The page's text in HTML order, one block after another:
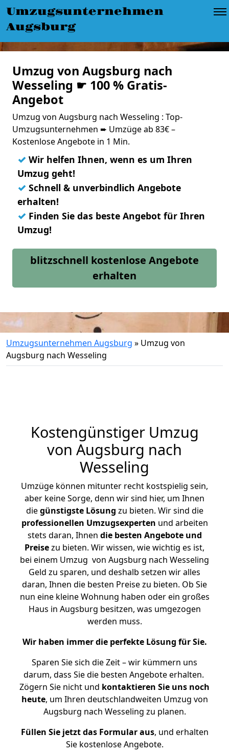
Umzugsunternehmen
Augsburg
Umzug von Augsburg nach
Wesseling ☛ 100 % Gratis-
Angebot
Umzug von Augsburg nach Wesseling : Top-
Umzugsunternehmen ➨ Umzüge ab 83€ –
Kostenlose Angebote in 1 Min.
✓ Wir helfen Ihnen, wenn es um Ihren
Umzug geht!
✓ Schnell & unverbindlich Angebote
erhalten!
✓ Finden Sie das beste Angebot für Ihren
Umzug!
blitzschnell kostenlose Angebote
erhalten
Umzugsunternehmen Augsburg » Umzug von
Augsburg nach Wesseling
Kostengünstiger Umzug
von Augsburg nach
Wesseling
Umzüge können mitunter recht kostspielig sein,
aber keine Sorge, denn wir sind hier, um Ihnen
diegünstigste Lösung zu bieten. Wir sind die
professionellen Umzugsexperten und arbeiten
stets daran, Ihnen die besten Angebote und
Preisezu bieten. Wir wissen, wie wichtig es ist,
bei einem Umzug von Augsburg nach Wesseling
Geld zu sparen, und deshalb setzen wir alles
daran, Ihnen die besten Preise zu bieten. Ob Sie
nun eine kleine Wohnung haben oder ein großes
Haus in Augsburg besitzen, was umgezogen
werden muss.
Wir haben immer die perfekte Lösung für Sie.
Sparen Sie sich die Zeit – wir kümmern uns
darum, dass Sie die besten Angebote erhalten.
Zögern Sie nicht und kontaktieren Sie uns noch
heute, um Ihren deutschlandweiten Umzug von
Augsburg nach Wesseling zu planen.
Füllen Sie jetzt das Formular aus, und erhalten
Sie kostenlose Angebote.